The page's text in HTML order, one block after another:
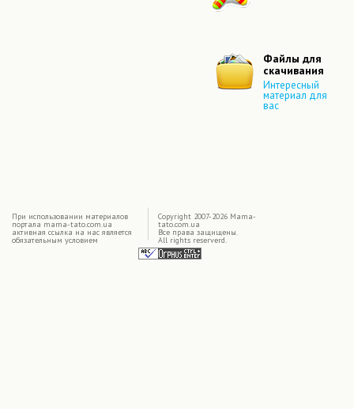
Файлы для
скачивания
Интересный
материал для
вас
При использовании материалов
портала mama-tato.com.ua
активная ссылка на нас является
обязательным условием
Copyright 2007-2026 Mama-
tato.com.ua
Все права защищены.
All rights reserverd.